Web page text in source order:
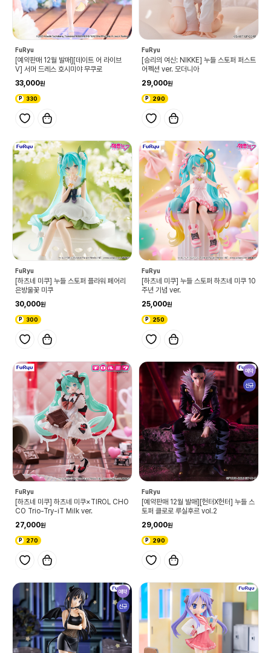
FuRyu
[예약판매 12월 발매][데이트 어 라이브
Ⅴ] 서머 드레스 호시미야 무쿠로
33,000
330
FuRyu
[승리의 여신: NIKKE] 누들 스토퍼 퍼스트
어펙션 ver. 모더니아
29,000
290
FuRyu
[하츠네 미쿠] 누들 스토퍼 플라워 페어리
은방울꽃 미쿠
30,000
300
FuRyu
[하츠네 미쿠] 누들 스토퍼 하츠네 미쿠 10
주년 기념 ver.
25,000
250
FuRyu
[하츠네 미쿠] 하츠네 미쿠×TIROL CHO
CO Trio-Try-iT Milk ver.
27,000
270
예약
신규
FuRyu
[예약판매 12월 발매][헌터X헌터] 누들 스
토퍼 클로로 루실후르 vol.2
29,000
290
예약
신규